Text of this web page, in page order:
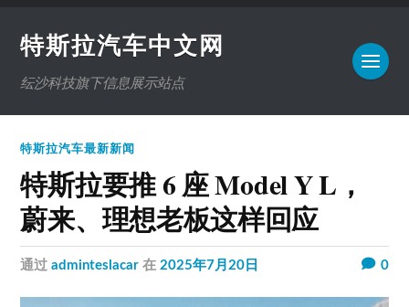
特斯拉汽车中文网
纭沙科技旗下信息展示站点
特斯拉汽车最新新闻
特斯拉要推 6 座 Model Y L，
蔚来、理想老板这样回应
通过adminteslacar 在2025年7月20日 0